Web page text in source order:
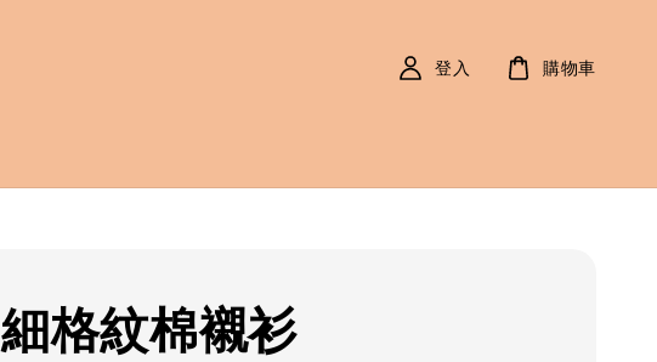
登入 購物車
細格紋棉襯衫